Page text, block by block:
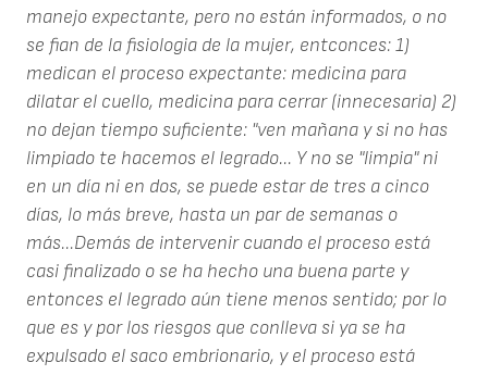
manejo expectante, pero no están informados, o no
se fian de la fisiologia de la mujer, entconces: 1)
medican el proceso expectante: medicina para
dilatar el cuello, medicina para cerrar (innecesaria) 2)
no dejan tiempo suficiente: "ven mañana y si no has
limpiado te hacemos el legrado... Y no se "limpia" ni
en un día ni en dos, se puede estar de tres a cinco
días, lo más breve, hasta un par de semanas o
más...Demás de intervenir cuando el proceso está
casi finalizado o se ha hecho una buena parte y
entonces el legrado aún tiene menos sentido; por lo
que es y por los riesgos que conlleva si ya se ha
expulsado el saco embrionario, y el proceso está